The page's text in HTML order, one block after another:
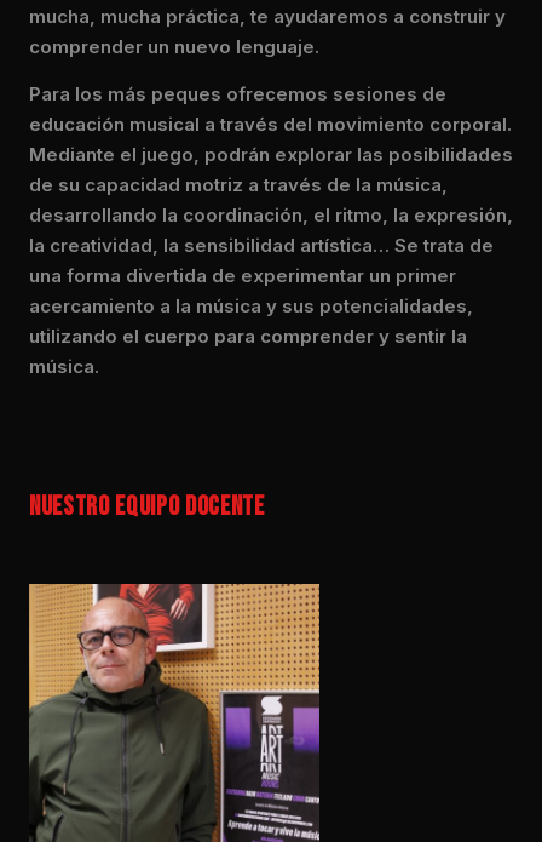
mucha, mucha práctica, te ayudaremos a construir y
comprender un nuevo lenguaje.
Para los más peques ofrecemos sesiones de
educación musical a través del movimiento corporal.
Mediante el juego, podrán explorar las posibilidades
de su capacidad motriz a través de la música,
desarrollando la coordinación, el ritmo, la expresión,
la creatividad, la sensibilidad artística… Se trata de
una forma divertida de experimentar un primer
acercamiento a la música y sus potencialidades,
utilizando el cuerpo para comprender y sentir la
música.
NUESTRO EQUIPO DOCENTE